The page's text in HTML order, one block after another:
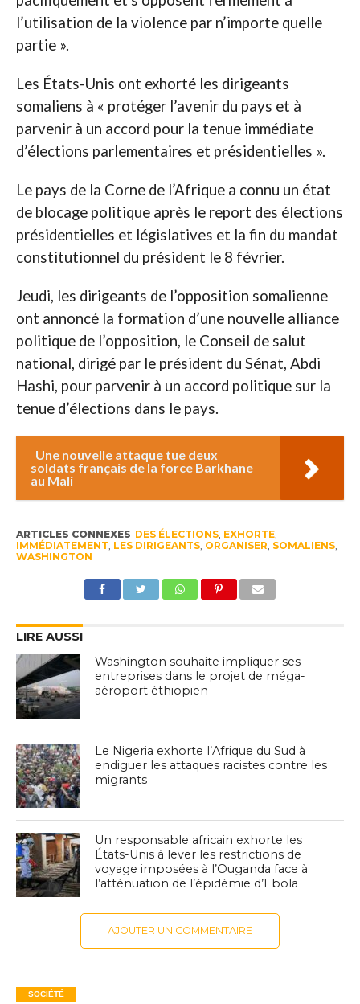
l’utilisation de la violence par n’importe quelle
partie ».
Les États-Unis ont exhorté les dirigeants
somaliens à « protéger l’avenir du pays et à
parvenir à un accord pour la tenue immédiate
d’élections parlementaires et présidentielles ».
Le pays de la Corne de l’Afrique a connu un état
de blocage politique après le report des élections
présidentielles et législatives et la fin du mandat
constitutionnel du président le 8 février.
Jeudi, les dirigeants de l’opposition somalienne
ont annoncé la formation d’une nouvelle alliance
politique de l’opposition, le Conseil de salut
national, dirigé par le président du Sénat, Abdi
Hashi, pour parvenir à un accord politique sur la
tenue d’élections dans le pays.
Une nouvelle attaque tue deux
soldats français de la force Barkhane
au Mali
ARTICLES CONNEXES DES ÉLECTIONS, EXHORTE,
IMMÉDIATEMENT LES DIRIGEANTS, ORGANISER SOMALIENS,
WASHINGTON
LIRE AUSSI
Washington souhaite impliquer ses
entreprises dans le projet de méga-
aéroport éthiopien
Le Nigeria exhorte l’Afrique du Sud à
endiguer les attaques racistes contre les
migrants
Un responsable africain exhorte les
États-Unis à lever les restrictions de
voyage imposées à l’Ouganda face à
l’atténuation de l’épidémie d’Ebola
AJOUTER UN COMMENTAIRE
SOCIÉTÉ